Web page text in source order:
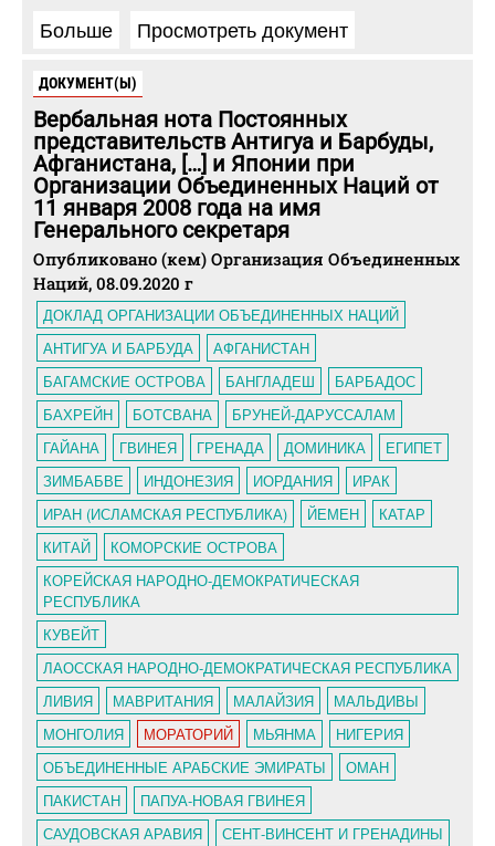
Больше Просмотреть документ
ДОКУМЕНТ(Ы)
Вербальная нота Постоянных
представительств Антигуа и Барбуды,
Афганистана, […] и Японии при
Организации Объединенных Наций от
11 января 2008 года на имя
Генерального секретаря
Опубликовано (кем) Организация Объединенных
Наций, 08.09.2020 г
ДОКЛАД ОРГАНИЗАЦИИ ОБЪЕДИНЕННЫХ НАЦИЙ
АНТИГУА И БАРБУДА
АФГАНИСТАН
БАГАМСКИЕ ОСТРОВА
БАНГЛАДЕШ
БАРБАДОС
БАХРЕЙН
БОТСВАНА
БРУНЕЙ-ДАРУССАЛАМ
ГАЙАНА
ГВИНЕЯ ГРЕНАДА ДОМИНИКА
ЕГИПЕТ
ЗИМБАБВЕ
ИНДОНЕЗИЯ ИОРДАНИЯ
ИРАК
ИРАН (ИСЛАМСКАЯ РЕСПУБЛИКА)
ЙЕМЕН
КАТАР
КИТАЙ
КОМОРСКИЕ ОСТРОВА
КОРЕЙСКАЯ НАРОДНО-ДЕМОКРАТИЧЕСКАЯ
РЕСПУБЛИКА
КУВЕЙТ
ЛАОССКАЯ НАРОДНО-ДЕМОКРАТИЧЕСКАЯ РЕСПУБЛИКА
ЛИВИЯ
МАВРИТАНИЯ МАЛАЙЗИЯ
МАЛЬДИВЫ
МОНГОЛИЯ
МОРАТОРИЙ МЬЯНМА
НИГЕРИЯ
ОБЪЕДИНЕННЫЕ АРАБСКИЕ ЭМИРАТЫ
ОМАН
ПАКИСТАН
ПАПУА-НОВАЯ ГВИНЕЯ
САУДОВСКАЯ АРАВИЯ
СЕНТ-ВИНСЕНТ И ГРЕНАДИНЫ